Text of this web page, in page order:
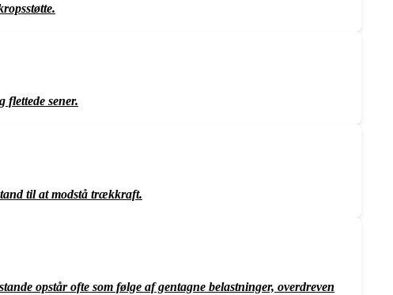
flettede sener.
til at modstå trækkraft.
opstår ofte som følge af gentagne belastninger, overdreven